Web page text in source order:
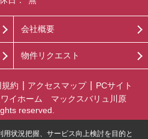
会社概要
物件リクエスト
約 アクセスマップ
PCサイト
イホーム マックスバリュ川原
reserved.
状況把握、サービス向上検討を目的と